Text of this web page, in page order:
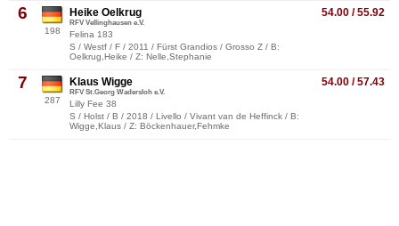
6
198
54.00 / 55.92
Heike Oelkrug
RFV Vellinghausen e.V.
Felina 183
S / Westf / F / 2011 / Fürst Grandios / Grosso Z / B:
Oelkrug,Heike / Z: Nelle,Stephanie
7
287
54.00 / 57.43
Klaus Wigge
RFV St.Georg Wadersloh e.V.
Lilly Fee 38
S / Holst / B / 2018 / Livello / Vivant van de Heffinck / B:
Wigge,Klaus / Z: Böckenhauer,Fehmke